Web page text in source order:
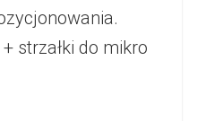
strzałki do mikro